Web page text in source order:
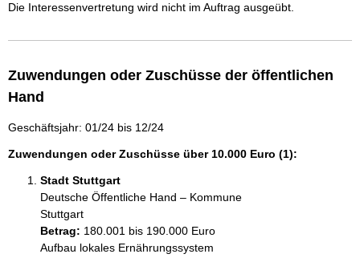
Die Interessenvertretung wird nicht im Auftrag ausgeübt.
Zuwendungen oder Zuschüsse der öffentlichen
Hand
Geschäftsjahr: 01/24 bis 12/24
Zuwendungen oder Zuschüsse über 10.000 Euro (1):
Stadt Stuttgart
Deutsche Öffentliche Hand – Kommune
Stuttgart
Betrag: 180.001 bis 190.000 Euro
Aufbau lokales Ernährungssystem